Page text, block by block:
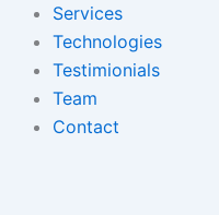
Services
Technologies
Testimionials
Team
Contact